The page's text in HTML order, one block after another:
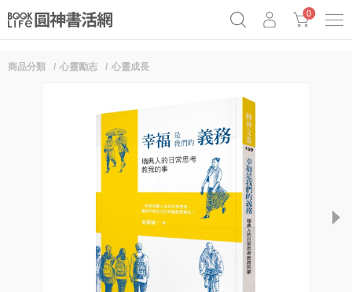
0
商品分類 心靈勵志 心靈成長
next